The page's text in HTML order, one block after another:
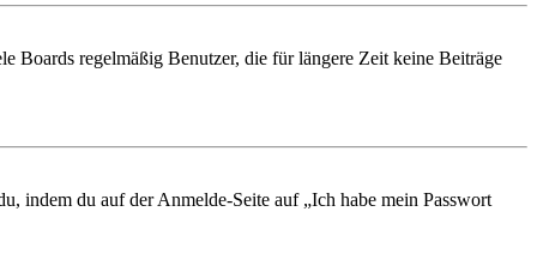
Boards regelmäßig Benutzer, die für längere Zeit keine Beiträge
indem du auf der Anmelde-Seite auf „Ich habe mein Passwort